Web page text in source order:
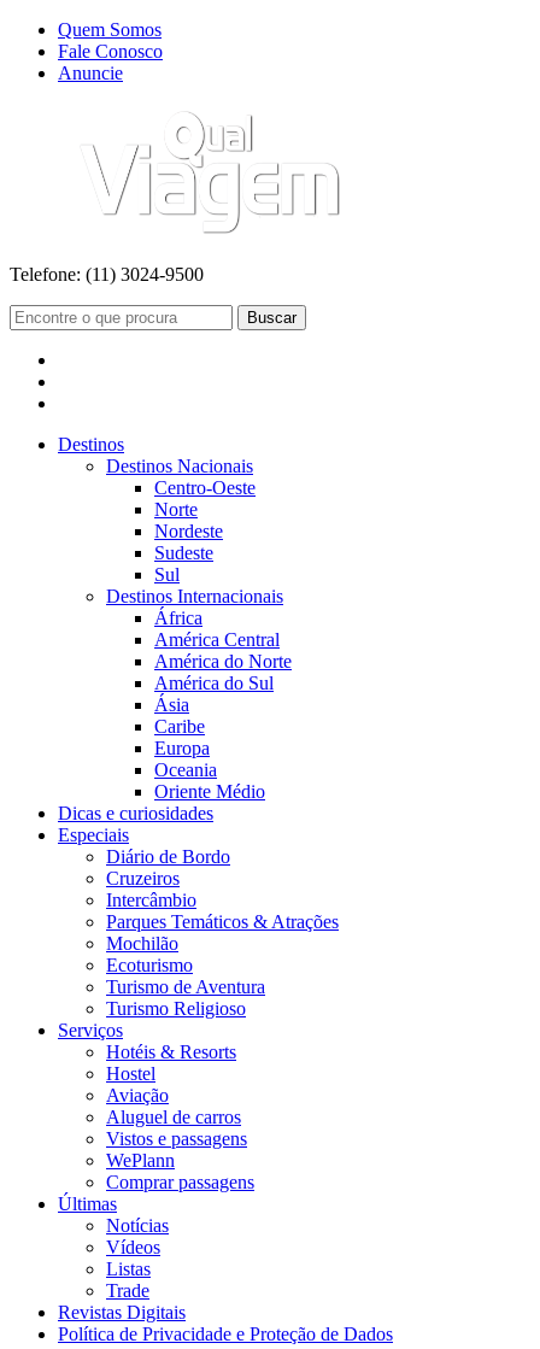
Quem Somos
Fale Conosco
Anuncie
Telefone: (11) 3024-9500
Buscar
Destinos
Destinos Nacionais
Centro-Oeste
Norte
Nordeste
Sudeste
Sul
Destinos Internacionais
África
América Central
América do Norte
América do Sul
Ásia
Caribe
Europa
Oceania
Oriente Médio
Dicas e curiosidades
Especiais
Diário de Bordo
Cruzeiros
Intercâmbio
Parques Temáticos & Atrações
Mochilão
Ecoturismo
Turismo de Aventura
Turismo Religioso
Serviços
Hotéis & Resorts
Hostel
Aviação
Aluguel de carros
Vistos e passagens
WePlann
Comprar passagens
Últimas
Notícias
Vídeos
Listas
Trade
Revistas Digitais
Política de Privacidade e Proteção de Dados